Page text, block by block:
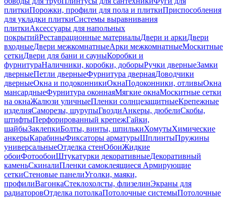
плиткиПорожки, профили для пола и плиткиПриспособления
для укладки плиткиСистемы выравнивания
плиткиАксессуары для напольных
покрытийРеставрационные материалыДвери и аркиДвери
входныеДвери межкомнатныеАрки межкомнатныеМоскитные
сеткиДвери для бани и сауныКоробки и
фурнитураНаличники, коробки, доборыРучки дверныеЗамки
дверныеПетли дверныеФурнитура двернаяДоводчики
дверныеОкна и подоконникиОкнаПодоконники, отливыОкна
мансардныеФурнитура оконнаяМягкие окнаМоскитные сетки
на окнаЖалюзи уличныеПленки солнцезащитныеКрепежные
изделияСаморезы, шурупыГвоздиАнкеры, дюбелиСкобы,
штифтыПерфорированный крепежГайки,
шайбыЗаклепкиБолты, винты, шпилькиХомутыХимические
анкерыКарабиныФиксаторы арматурыШплинтыПружины
универсальныеОтделка стенОбоиЖидкие
обоиФотообоиШтукатурки декоративныеДекоративный
каменьСкиналиПленки самоклеящиеся Армирующие
сеткиСтеновые панелиУголки, маяки,
профилиВагонкаСтеклохолсты, флизелинЭкраны для
радиаторовОтделка потолкаПотолочные системыПотолочные